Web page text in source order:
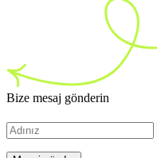
Bize mesaj gönderin